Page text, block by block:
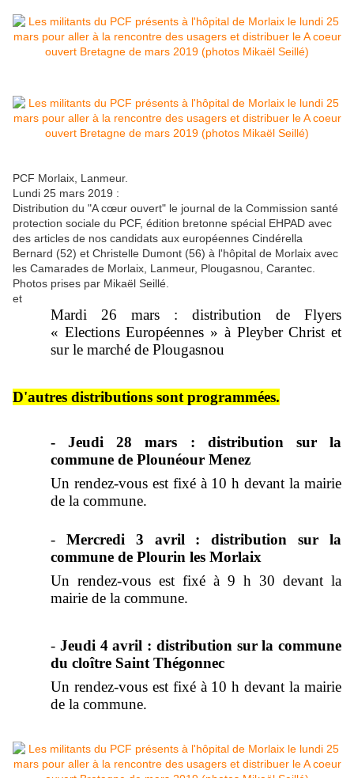
PCF Morlaix, Lanmeur.
Lundi 25 mars 2019 :
Distribution du "A cœur ouvert" le journal de la Commission santé
protection sociale du PCF, édition bretonne spécial EHPAD avec
des articles de nos candidats aux européennes Cindérella
Bernard (52) et Christelle Dumont (56) à l'hôpital de Morlaix avec
les Camarades de Morlaix, Lanmeur, Plougasnou, Carantec.
Photos prises par Mikaël Seillé.
et
Mardi 26 mars : distribution de Flyers
« Elections Européennes » à Pleyber Christ et
sur le marché de Plougasnou
D'autres distributions sont programmées.
-Jeudi 28 mars : distribution sur la
commune de Plounéour Menez
Un rendez-vous est fixé à 10 h devant la mairie
de la commune.
- Mercredi 3 avril : distribution sur la
commune de Plourin les Morlaix
Un rendez-vous est fixé à 9 h 30 devant la
mairie de la commune.
- Jeudi 4 avril : distribution sur la commune
du cloître Saint Thégonnec
Un rendez-vous est fixé à 10 h devant la mairie
de la commune.